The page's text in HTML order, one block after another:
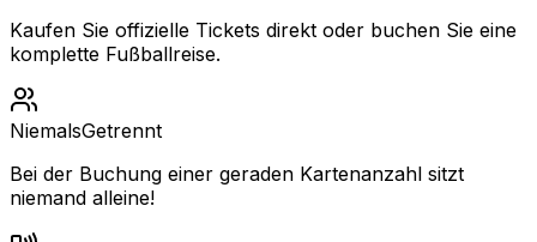
Kaufen Sie offizielle Tickets direkt oder buchen Sie eine
komplette Fußballreise.
NiemalsGetrennt
Bei der Buchung einer geraden Kartenanzahl sitzt
niemand alleine!